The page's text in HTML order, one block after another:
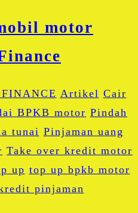
Artikel Cair
BPKB motor Pindah
tunai Pinjaman uang
Take over kredit motor
up top up bpkb motor
pinjaman